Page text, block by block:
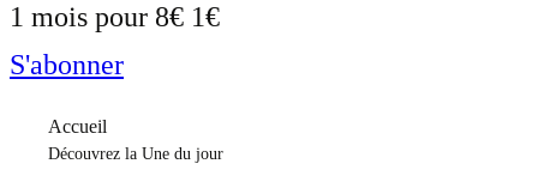
1 mois pour 8€ 1€
S'abonner
Accueil
Découvrez la Une du jour